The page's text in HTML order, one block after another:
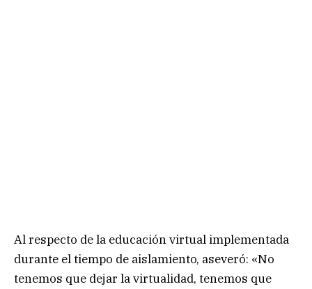
Al respecto de la educación virtual implementada
durante el tiempo de aislamiento, aseveró: «No
tenemos que dejar la virtualidad, tenemos que